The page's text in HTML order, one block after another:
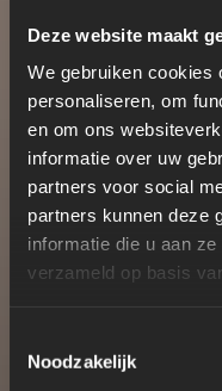
Deze website maakt
We gebruiken cookies
personaliseren, om
en om ons
informatie over uw
partners voor social
partners kunnen deze
informatie die u aan
verzameld op basis
Noodzakelijk